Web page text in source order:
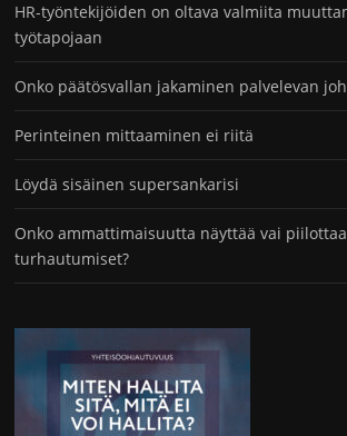
HR-työntekijöiden on oltava valmiita
työtapojaan
Onko päätösvallan jakaminen palvelevan
Perinteinen mittaaminen ei riitä
Löydä sisäinen supersankarisi
Onko ammattimaisuutta näyttää vai
turhautumiset?